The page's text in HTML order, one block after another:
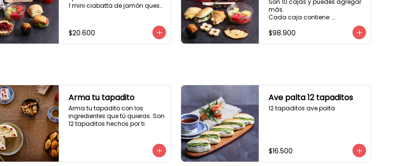
1 mini ciabatta de jamón queso
1 mini muffin
1 cheesecake
1 sobre de té y café
$20.600
Son 10 cajas y puedes agregar
más.
Cada caja contiene:
2 mini croissant jamón queso.
Estos desayunos no los
vendemos por unidad, desde 10
cajas.
$98.900
Arma tu tapadito
Arma tu tapadito con los
ingredientes que tú quieras. Son
12 tapaditos hechos por ti.
Ave palta 12 tapaditos
12 tapaditos ave palta
$16.500